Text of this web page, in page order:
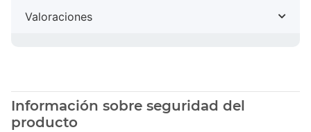
Valoraciones
Información sobre seguridad del
producto